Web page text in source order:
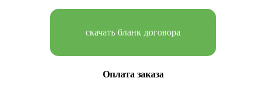
скачать бланк договора
Оплата заказа